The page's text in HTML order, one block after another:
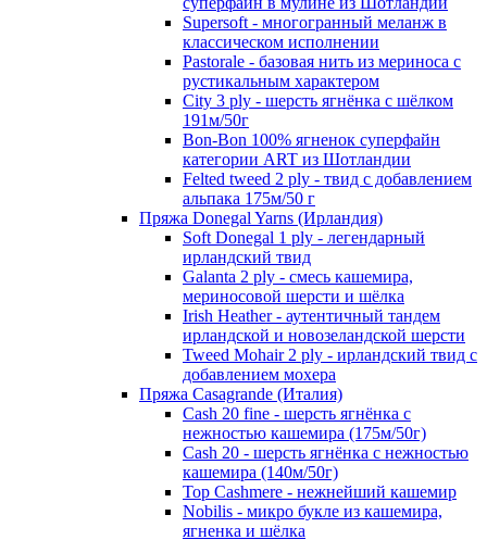
Supersoft - многогранный меланж в
классическом исполнении
Pastorale - базовая нить из мериноса с
рустикальным характером
City 3 ply - шерсть ягнёнка с шёлком
191м/50г
Bon-Bon 100% ягненок суперфайн
категории ART из Шотландии
Felted tweed 2 ply - твид с добавлением
альпака 175м/50 г
Пряжа Donegal Yarns (Ирландия)
Soft Donegal 1 ply - легендарный
ирландский твид
Galanta 2 ply - смесь кашемира,
мериносовой шерсти и шёлка
Irish Heather - аутентичный тандем
ирландской и новозеландской шерсти
Tweed Mohair 2 ply - ирландский твид с
добавлением мохера
Пряжа Casagrande (Италия)
Cash 20 fine - шерсть ягнёнка с
нежностью кашемира (175м/50г)
Cash 20 - шерсть ягнёнка с нежностью
кашемира (140м/50г)
Top Cashmere - нежнейший кашемир
Nobilis - микро букле из кашемира,
ягненка и шёлка